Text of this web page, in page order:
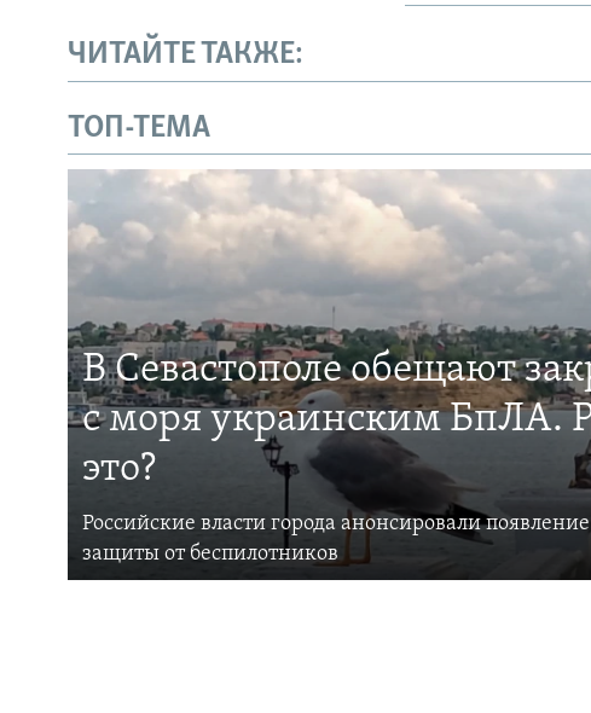
ЧИТАЙТЕ ТАКЖЕ:
ТОП-ТЕМА
В Севастополе обещают
с моря украинским БпЛА.
это?
Российские власти города анонсировали
защиты от беспилотников